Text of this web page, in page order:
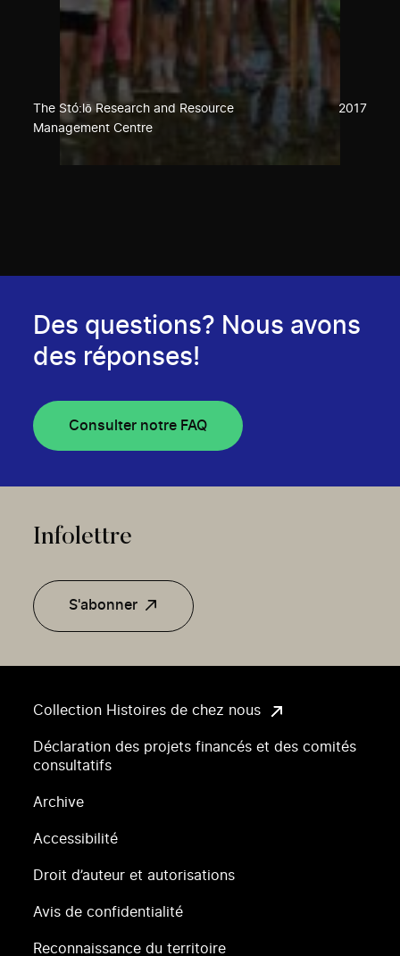
The Stó:lō Research and Resource
Management Centre
2017
Collection Histoires de chez nous
Déclaration des projets financés et des comités
consultatifs
Archive
Accessibilité
Droit d’auteur et autorisations
Avis de confidentialité
Reconnaissance du territoire
Des questions? Nous avons
des réponses!
Consulter notre FAQ
Infolettre
S'abonner